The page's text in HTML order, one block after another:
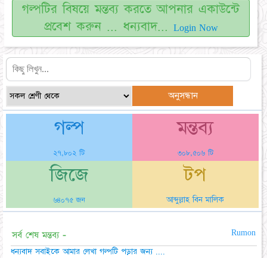
গল্পটির বিষয়ে মন্তব্য করতে আপনার একাউন্টে
প্রবেশ করুন ... ধন্যবাদ...
Login Now
গল্প
২৭,৮০২ টি
মন্তব্য
৩০৮,৫০৬ টি
জিজে
৬৪০৭৫ জন
টপ
আব্দুল্লাহ বিন মালিক
সর্ব শেষ মন্তব্য - Rumon
ধন্যবাদ সবাইকে আমার লেখা গল্পটি পড়ার জন্য ....